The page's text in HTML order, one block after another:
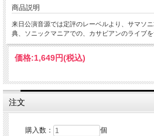
商品説明
来日公演音源では定評のレーベルより、サマソ
典、ソニックマニアでの、カサビアンのライブ
価格:1,649円(税込)
注文
購入数： 個